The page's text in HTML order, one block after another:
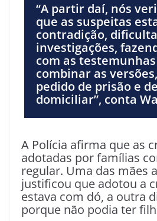
“A partir daí, nós
que as suspeitas
contradição,
investigações,
com as
combinar as
pedido de prisão e
domiciliar”, conta
A Polícia afirma que as
adotadas por famílias
regular. Uma das mães
justificou que adotou a
estava com dó, a outra
porque não podia ter